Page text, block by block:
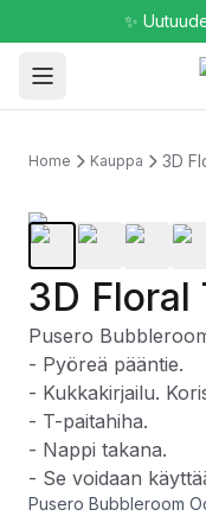
✨
Home Kauppa 3D
3D Floral
Pusero
- Pyöreä pääntie.
- Kukkakirjailu.
- T-paitahiha.
- Nappi takana.
- Se voidaan
Pusero Bubbleroom